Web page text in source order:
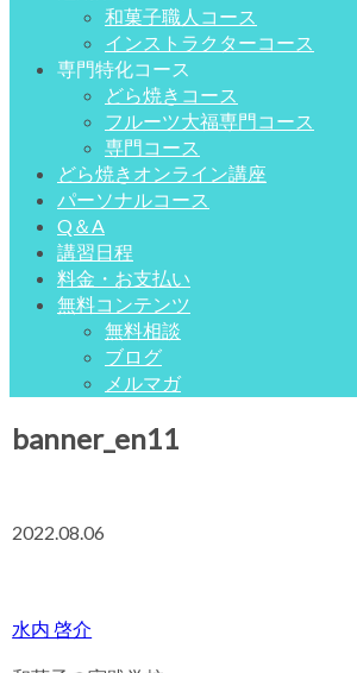
和菓子職人コース
インストラクターコース
専門特化コース
どら焼きコース
フルーツ大福専門コース
専門コース
どら焼きオンライン講座
パーソナルコース
Q＆A
講習日程
料金・お支払い
無料コンテンツ
無料相談
ブログ
メルマガ
banner_en11
2022.08.06
水内 啓介